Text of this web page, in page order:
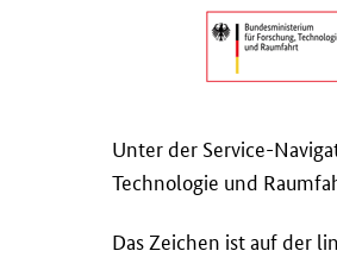
Unter der Service-
Technologie und
Das Zeichen ist auf der